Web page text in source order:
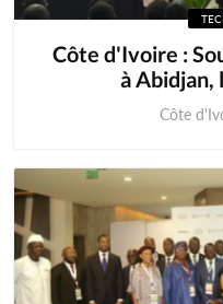
Côte d'Ivoire :
à Abidjan,
Côte